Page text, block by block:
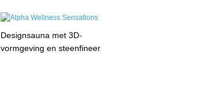
Designsauna met 3D-
vormgeving en steenfineer